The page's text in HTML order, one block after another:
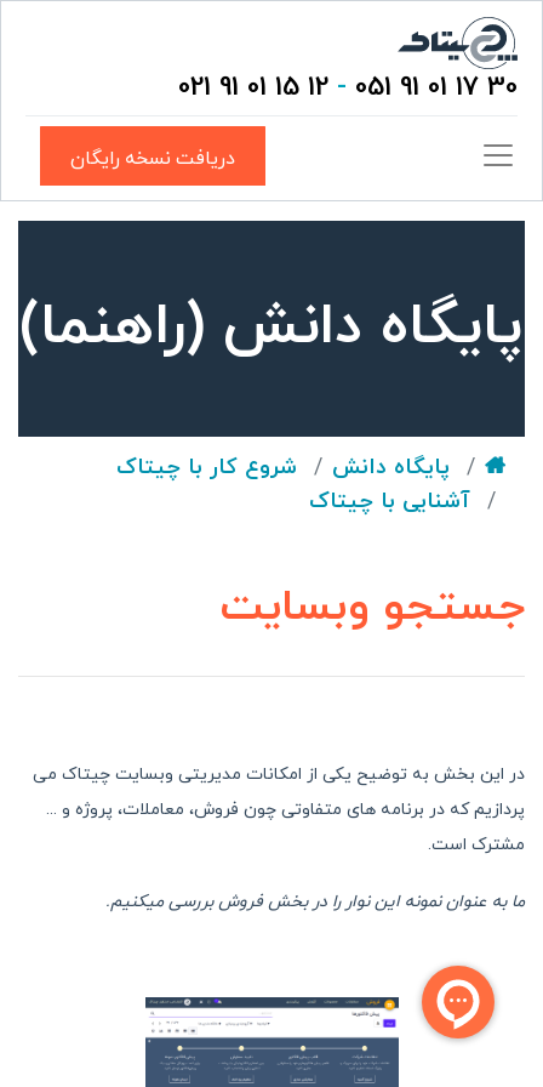
30 17 01 91 051
-
12 15 01 91 021
دریافت نسخه رایگان
پایگاه دانش (راهنما)
پایگاه دانش
شروع کار با چیتاک
آشنایی با چیتاک
جستجو وبسایت
در این بخش به توضیح یکی از امکانات مدیریتی وبسایت چیتاک می
پردازیم که در برنامه های متفاوتی چون فروش، معاملات، پروژه و ...
مشترک است.
ما به عنوان نمونه این نوار را در بخش فروش بررسی میکنیم.